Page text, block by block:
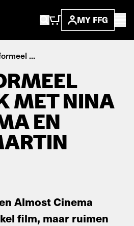
MY FFG
...
MET NINA
EN
Almost Cinema
film, maar ruimen